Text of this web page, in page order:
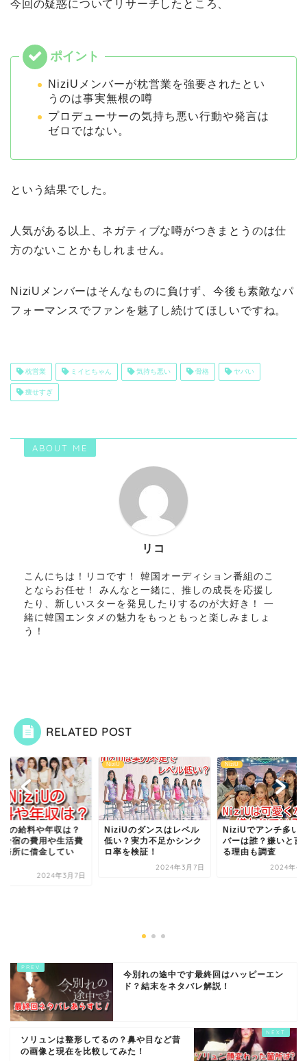
今回の疑惑についてリサーチしたところ、
NiziUメンバーが枕営業を強要されたとい
うのは事実無根の噂
プロデューサーの気持ち悪い行動や発言は
ゼロではない。
という結果でした。
人気がある以上、ネガティブな噂がつきまとうのは仕
方のないことかもしれません。
NiziUメンバーはそんなものに負けず、今後も素敵なパ
フォーマンスでファンを魅了し続けてほしいですね。
枕営業 ミイヒちゃん 気持ち悪い 骨格 ヤバい
痩せすぎ
ABOUT ME
リコ
こんにちは！リコです！ 韓国オーディション番組のこ
とならお任せ！ みんなと一緒に、推しの成長を応援し
たり、新しいスターを発見したりするのが大好き！ 一
緒に韓国エンタメの魅力をもっともっと楽しみましょ
う！
RELATED POST
の給料や年収は？
合宿の費用や生活費
務所に借金してい
2024年3月7日
NiziU
NiziUのダンスはレベル
低い？実力不足かシンク
ロ率を検証！
2024年3月7日
NiziU
NiziUでアンチ多い
バーは誰？嫌いと言
る理由も調査
2024年4
今別れの途中です最終回はハッピーエン
ド？結末をネタバレ解説！
ソリュンは整形してるの？鼻や目など昔
の画像と現在を比較してみた！